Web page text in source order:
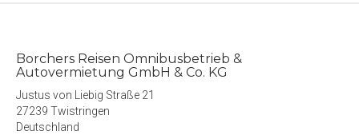
Borchers Reisen Omnibusbetrieb &
Autovermietung GmbH & Co. KG
Justus von Liebig Straße 21
27239 Twistringen
Deutschland